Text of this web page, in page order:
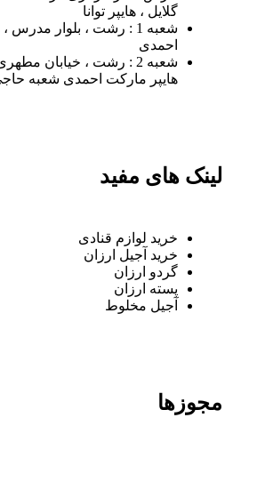
گلایل ، هایپر توانا
شعبه 1 : رشت ، بلوار
احمدی
شعبه 2 : رشت ، خیابان
هایپر مارکت احمدی شعبه
لینک های مفید
خرید لوازم قنادی
خرید آجیل ارزان
گردو ارزان
پسته ارزان
آجیل مخلوط
مجوزها